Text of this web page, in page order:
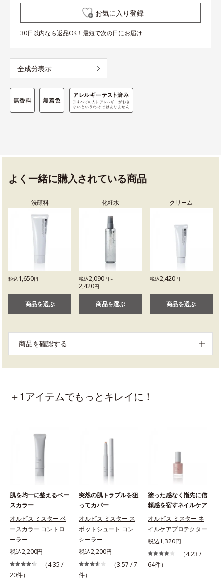
お気に入り登録
30日以内なら返品OK！最短で次の日にお届け
全成分表示
よく一緒に購入されている商品
洗顔料
税込1,650円
商品を選ぶ
化粧水
税込2,090円～
2,420円
商品を選ぶ
クリーム
税込2,420円
商品を選ぶ
商品を確認する
＋1アイテムでもっとキレイに！
肌を均一に整えるベー
スカラー
オルビス ミスター ベ
ースカラー コントロ
ーラー
税込2,200円
（4.35 /
20件）
突然の肌トラブルを狙
ってカバー
オルビス ミスター ス
ポットシュート コン
シーラー
税込2,200円
（3.57 / 7
件）
塗った感なく指先に信
頼感を宿すネイルケア
オルビス ミスター ネ
イルケアプロテクター
税込1,320円
（4.23 /
64件）